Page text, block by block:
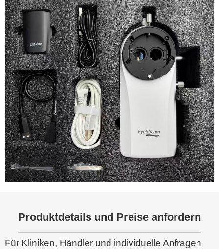
Produktdetails und Preise anfordern
Für Kliniken, Händler und individuelle Anfragen